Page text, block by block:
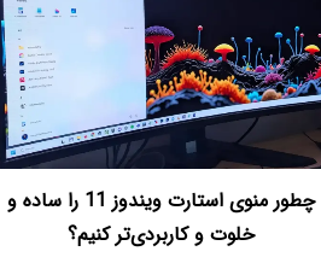
چطور منوی استارت ویندوز 11 را ساده و
خلوت و کاربردی‌تر کنیم؟